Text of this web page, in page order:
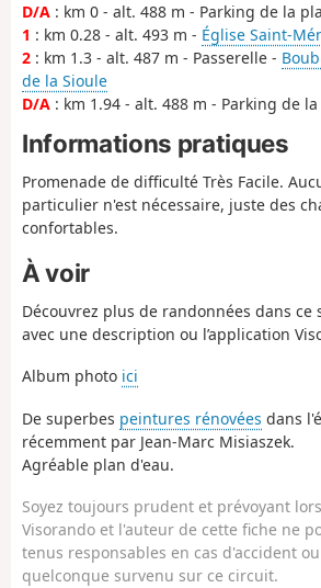
D/A : km 0 - alt. 488 m - Parking de la
1 : km 0.28 - alt. 493 m - Église Saint-
2 : km 1.3 - alt. 487 m - Passerelle -
de la Sioule
D/A : km 1.94 - alt. 488 m - Parking de
Informations pratiques
Promenade de difficulté Très Facile.
particulier n'est nécessaire, juste des
confortables.
À voir
Découvrez plus de randonnées dans ce
avec une description ou l’application
Album photo ici
De superbes peintures rénovées dans
récemment par Jean-Marc Misiaszek.
Agréable plan d'eau.
Soyez toujours prudent et prévoyant
Visorando et l'auteur de cette fiche ne
tenus responsables en cas d'accident
quelconque survenu sur ce circuit.